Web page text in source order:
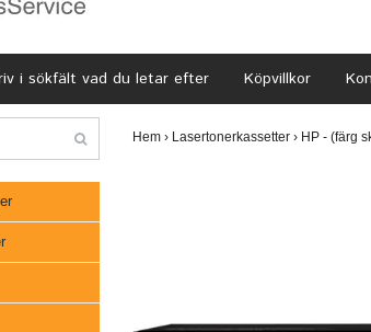
i sökfält vad du letar efter Köpvillkor
Hem › Lasertonerkassetter › HP - (färg